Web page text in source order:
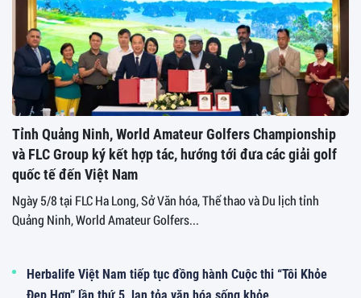
Tỉnh Quảng Ninh, World Amateur Golfers Championship
và FLC Group ký kết hợp tác, hướng tới đưa các giải golf
quốc tế đến Việt Nam
Ngày 5/8 tại FLC Ha Long, Sở Văn hóa, Thể thao và Du lịch tỉnh
Quảng Ninh, World Amateur Golfers...
Herbalife Việt Nam tiếp tục đồng hành Cuộc thi “Tôi Khỏe